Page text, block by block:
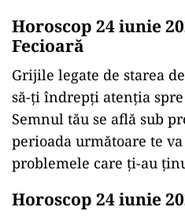
Horoscop 24 iunie
Fecioară
Grijile legate de starea
să-ți îndrepți atenția
Semnul tău se află sub
perioada următoare te
problemele care ți-au
Horoscop 24 iunie